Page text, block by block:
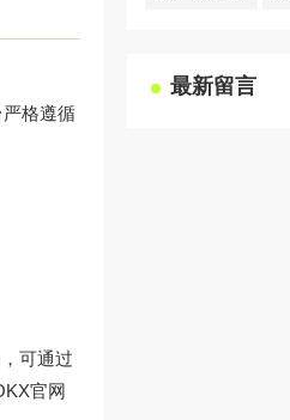
严格遵循
可通过
官网
最新留言